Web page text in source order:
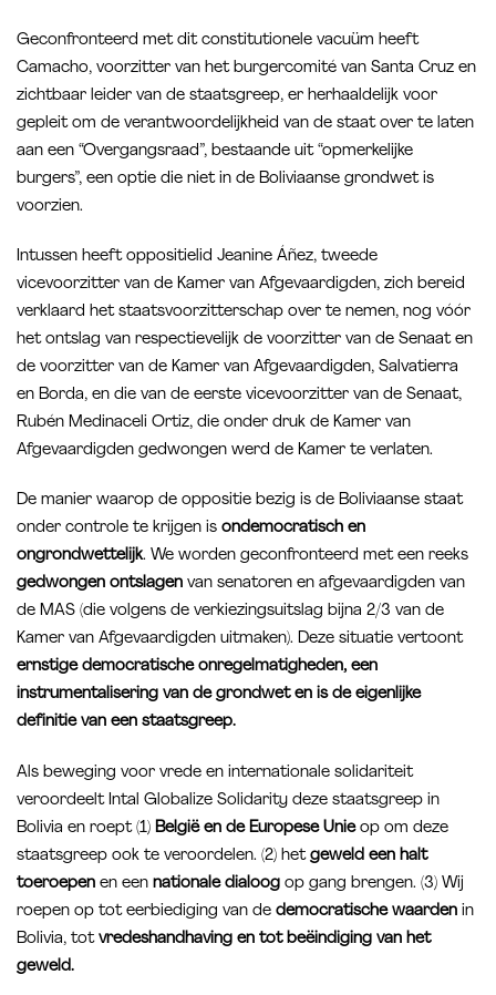
Geconfronteerd met dit constitutionele vacuüm heeft
Camacho, voorzitter van het burgercomité van Santa Cruz en
zichtbaar leider van de staatsgreep, er herhaaldelijk voor
gepleit om de verantwoordelijkheid van de staat over te laten
aan een “Overgangsraad”, bestaande uit “opmerkelijke
burgers”, een optie die niet in de Boliviaanse grondwet is
voorzien.
Intussen heeft oppositielid Jeanine Áñez, tweede
vicevoorzitter van de Kamer van Afgevaardigden, zich bereid
verklaard het staatsvoorzitterschap over te nemen, nog vóór
het ontslag van respectievelijk de voorzitter van de Senaat en
de voorzitter van de Kamer van Afgevaardigden, Salvatierra
en Borda, en die van de eerste vicevoorzitter van de Senaat,
Rubén Medinaceli Ortiz, die onder druk de Kamer van
Afgevaardigden gedwongen werd de Kamer te verlaten.
De manier waarop de oppositie bezig is de Boliviaanse staat
onder controle te krijgen is ondemocratisch en
ongrondwettelijk. We worden geconfronteerd met een reeks
gedwongen ontslagen van senatoren en afgevaardigden van
de MAS (die volgens de verkiezingsuitslag bijna 2/3 van de
Kamer van Afgevaardigden uitmaken). Deze situatie vertoont
ernstige democratische onregelmatigheden, een
instrumentalisering van de grondwet en is de eigenlijke
definitie van een staatsgreep.
Als beweging voor vrede en internationale solidariteit
veroordeelt Intal Globalize Solidarity deze staatsgreep in
Bolivia en roept (1) België en de Europese Unieop om deze
staatsgreep ook te veroordelen. (2) het geweld een halt
toeroepen en een nationale dialoog op gang brengen. (3) Wij
roepen op tot eerbiediging van de democratische waarden in
Bolivia, tot vredeshandhaving en tot beëindiging van het
geweld.